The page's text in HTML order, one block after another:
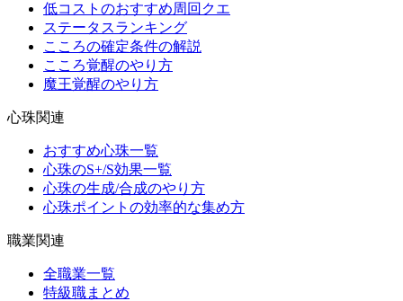
低コストのおすすめ周回クエ
ステータスランキング
こころの確定条件の解説
こころ覚醒のやり方
魔王覚醒のやり方
心珠関連
おすすめ心珠一覧
心珠のS+/S効果一覧
心珠の生成/合成のやり方
心珠ポイントの効率的な集め方
職業関連
全職業一覧
特級職まとめ